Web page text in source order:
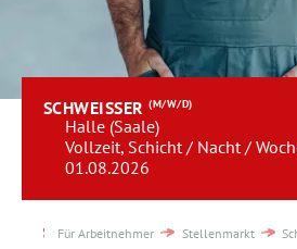
SCHWEISSER (M/W/D)
Halle (Saale)
Vollzeit, Schicht / Nacht /
01.08.2026
Für Arbeitnehmer Stellenmarkt
Stellenmarkt
Blog
Team
Kontakt
Karriere